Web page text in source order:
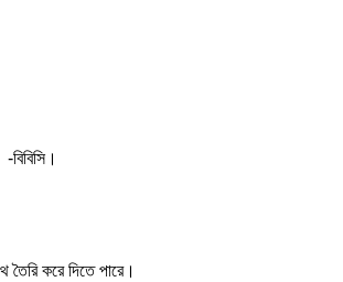
তৈরি করে দিতে পারে।